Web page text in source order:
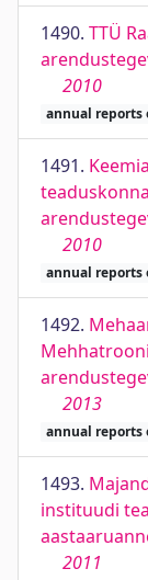
1490. TTÜ
2010
annual reports
1491.
2010
annual reports
1492.
2013
annual reports
1493.
instituudi
2011